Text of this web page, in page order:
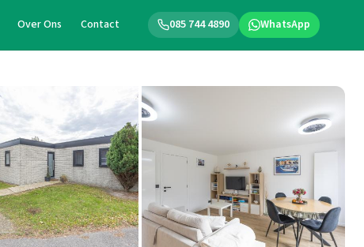
085 744 4890 WhatsApp
Over Ons Contact